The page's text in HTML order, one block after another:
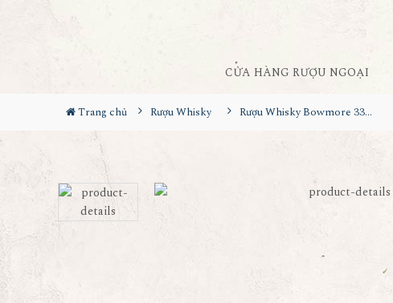
CỬA HÀNG RƯỢU NGOẠI
Trang chủ Rượu Whisky Rượu Whisky Bowmore 33YO Timeless Limited